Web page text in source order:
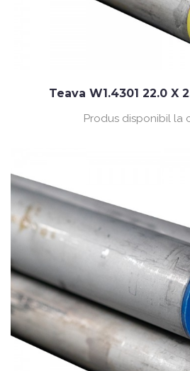
Teava W1.4301 22.0 X
Produs disponibil la